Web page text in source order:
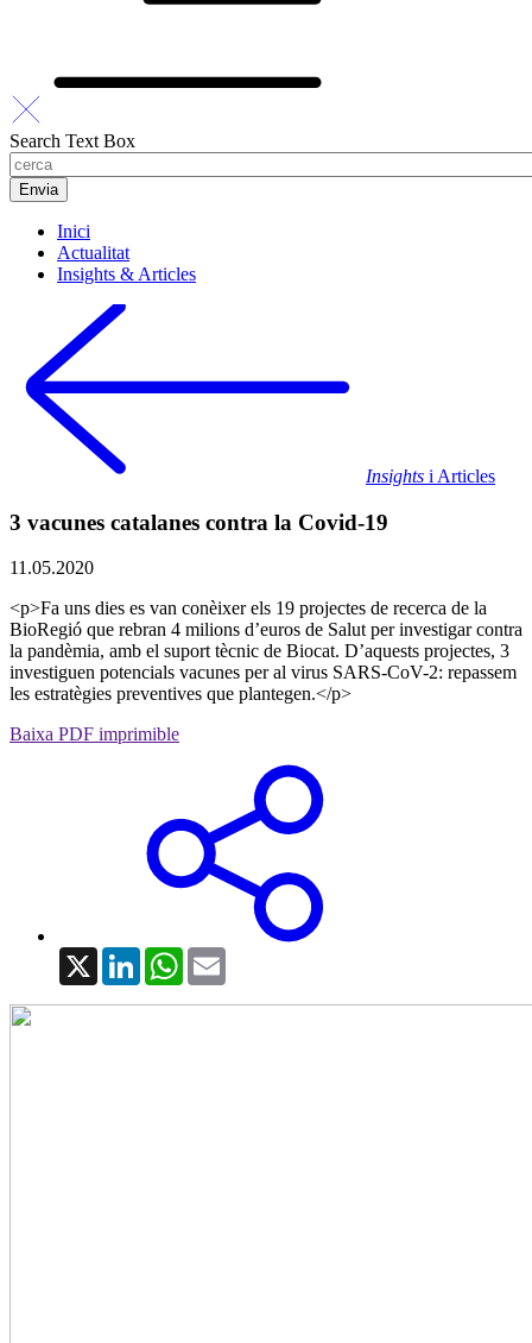
Search Text Box
Inici
Actualitat
Insights & Articles
Insights i Articles
3 vacunes catalanes contra la Covid-19
11.05.2020
<p>Fa uns dies es van conèixer els 19 projectes de recerca de la
BioRegió que rebran 4 milions d’euros de Salut per investigar contra
la pandèmia, amb el suport tècnic de Biocat. D’aquests projectes, 3
investiguen potencials vacunes per al virus SARS-CoV-2: repassem
les estratègies preventives que plantegen.</p>
Baixa PDF imprimible
X LinkedInWhatsApp